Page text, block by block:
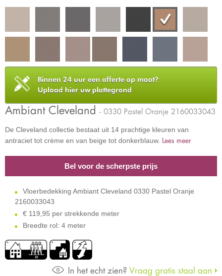
Binnen 24 uur een offerte op maat?
Upload hier uw plattegrond
Ambiant Cleveland - 0330 Pastel Oranje 2160033043
De Cleveland collectie bestaat uit 14 prachtige kleuren van
antraciet tot crème en van beige tot donkerblauw. Lees meer
Bel voor de scherpste prijs
Vloerbedekking Ambiant Cleveland 0330 Pastel Oranje
2160033043
€ 119,95 per strekkende meter
Breedte rol: 4 meter
In het echt zien? Vraag gratis staal aan